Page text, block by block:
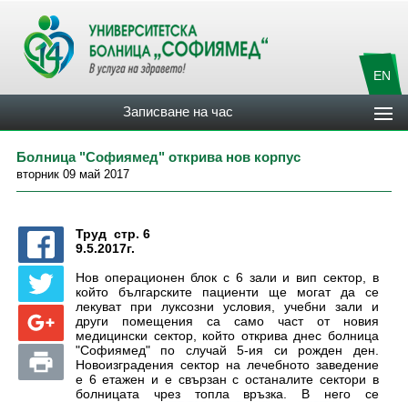
EN
Записване на час
Болница "Софиямед" открива нов корпус
вторник 09 май 2017
Труд стр. 6
9.5.2017г.
Нов операционен блок с 6 зали и вип сектор, в
който българските пациенти ще могат да се
лекуват при луксозни условия, учебни зали и
други помещения са само част от новия
медицински сектор, който открива днес болница
"Софиямед" по случай 5-ия си рожден ден.
Новоизградения сектор на лечебното заведение
е 6 етажен и е свързан с останалите сектори в
болницата чрез топла връзка. В него се